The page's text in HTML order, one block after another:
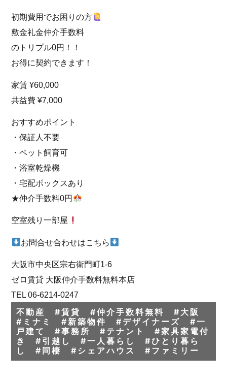
初期費用でお困りの方
敷金礼金仲介手数料
のトリプル0円！！
お得に契約できます！
家賃 ¥60,000
共益費 ¥7,000
おすすめポイント
・保証人不要
・ペット飼育可
・浴室乾燥機
・宅配ボックスあり
★仲介手数料0円
空室残り一部屋
お問合せ合わせはこちら
大阪市中央区宗右衛門町1-6
ゼロ賃貸 大阪仲介手数料無料本店
TEL 06-6214-0247
不動産 #賃貸 #仲介手数料無料 #大阪
#ミナミ #新築物件 #デザイナーズ #一
戸建て #事務所 #テナント #家具家電付
き #引越し #一人暮らし #ひとり暮ら
し #同棲 #シェアハウス #ファミリー